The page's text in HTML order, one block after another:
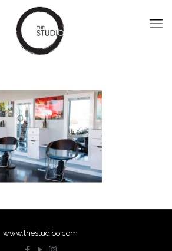
www.thestudioo.com